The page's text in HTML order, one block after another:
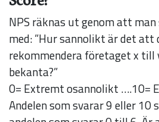
NPS räknas ut genom att
med: ”Hur sannolikt är det att
rekommendera företaget x till
bekanta?”
0= Extremt osannolikt ….10=
Andelen som svarar 9 eller 10